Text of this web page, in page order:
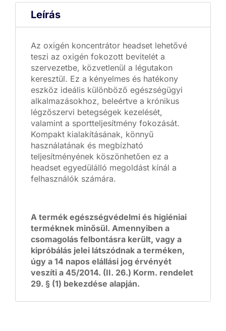
Leírás
Az oxigén koncentrátor headset lehetővé
teszi az oxigén fokozott bevitelét a
szervezetbe, közvetlenül a légutakon
keresztül. Ez a kényelmes és hatékony
eszköz ideális különböző egészségügyi
alkalmazásokhoz, beleértve a krónikus
légzőszervi betegségek kezelését,
valamint a sportteljesítmény fokozását.
Kompakt kialakításának, könnyű
használatának és megbízható
teljesítményének köszönhetően ez a
headset egyedülálló megoldást kínál a
felhasználók számára.
A termék egészségvédelmi és higiéniai
terméknek minősül. Amennyiben a
csomagolás felbontásra került, vagy a
kipróbálás jelei látszódnak a terméken,
úgy a 14 napos elállási jog érvényét
veszíti a 45/2014. (II. 26.) Korm. rendelet
29. § (1) bekezdése alapján.